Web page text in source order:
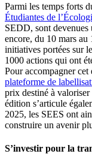
Parmi les temps forts
Étudiantes de
SEDD, sont devenues
encore, du 10 mars
initiatives portées sur
1000 actions qui ont
Pour accompagner
plateforme de
prix destiné à
édition s’articule
2025, les SEES ont
construire un avenir
S’investir pour la